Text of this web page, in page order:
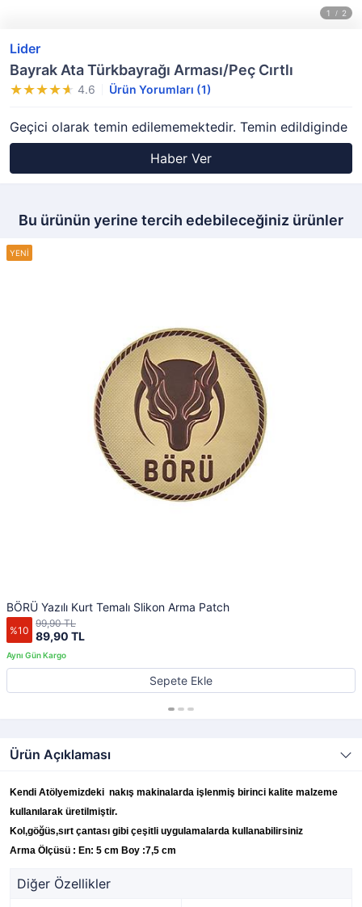
Lider
Bayrak Ata Türkbayrağı Arması/Peç Cırtlı
4.6 Ürün Yorumları (1)
Geçici olarak temin edilememektedir. Temin edildiginde
Haber Ver
Bu ürünün yerine tercih edebileceğiniz ürünler
BÖRÜ Yazılı Kurt Temalı Slikon Arma Patch
%10 89,90 TL
99,90 TL
Sepete Ekle
Ürün Açıklaması
Kendi Atölyemizdeki nakış makinalarda işlenmiş birinci kalite malzeme
kullanılarak üretilmiştir.
Kol,göğüs,sırt çantası gibi çeşitli uygulamalarda kullanabilirsiniz
Arma Ölçüsü : En: 5 cm Boy :7,5 cm
Diğer Özellikler